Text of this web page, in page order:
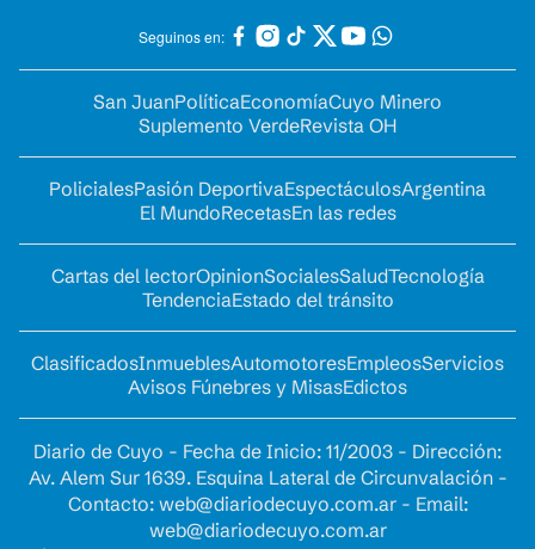
Seguinos en:
San JuanPolíticaEconomíaCuyo Minero
Suplemento VerdeRevista OH
PolicialesPasión DeportivaEspectáculosArgentina
El MundoRecetasEn las redes
Cartas del lectorOpinionSocialesSaludTecnología
TendenciaEstado del tránsito
ClasificadosInmueblesAutomotoresEmpleosServicios
Avisos Fúnebres y MisasEdictos
Diario de Cuyo - Fecha de Inicio: 11/2003 - Dirección:
Av. Alem Sur 1639. Esquina Lateral de Circunvalación -
Contacto: web@diariodecuyo.com.ar- Email:
web@diariodecuyo.com.ar